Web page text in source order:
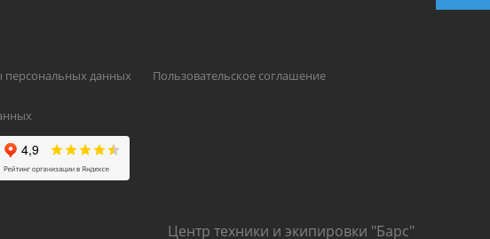
персональных данных Пользовательское соглашение
Центр техники и экипировки "Барс"